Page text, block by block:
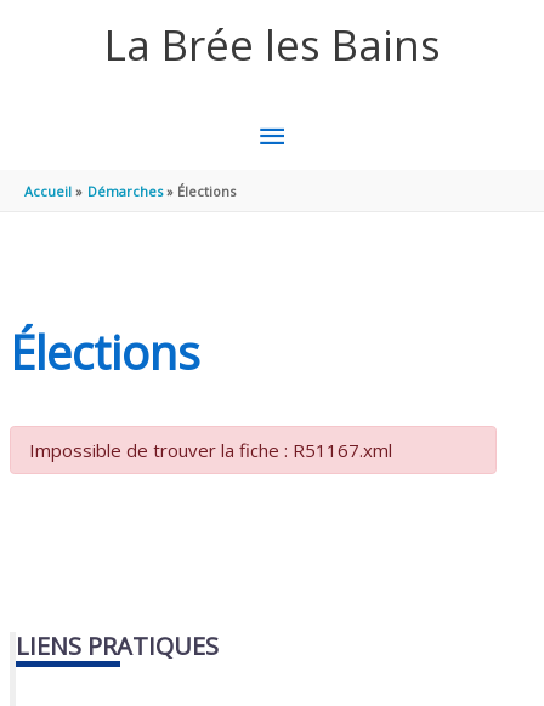
La Brée les Bains
MENU
Accueil Démarches Élections
Élections
Impossible de trouver la fiche : R51167.xml
LIENS PRATIQUES